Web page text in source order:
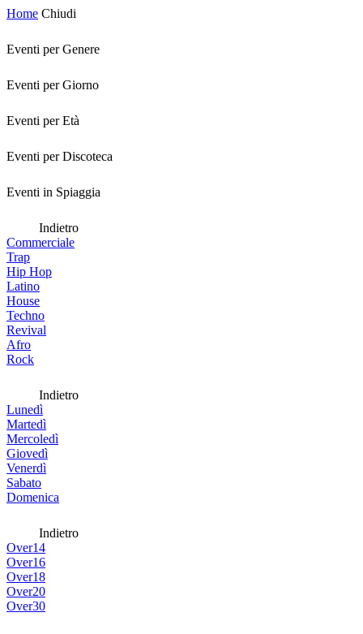
Home Chiudi
Eventi per Genere
Eventi per Giorno
Eventi per Età
Eventi per Discoteca
Eventi in Spiaggia
Indietro
Commerciale
Trap
Hip Hop
Latino
House
Techno
Revival
Afro
Rock
Indietro
Lunedì
Martedì
Mercoledì
Giovedì
Venerdì
Sabato
Domenica
Indietro
Over14
Over16
Over18
Over20
Over30